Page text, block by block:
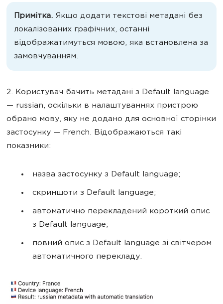
Примітка. Якщо додати текстові метадані без
локалізованих графічних, останні
відображатимуться мовою, яка встановлена за
замовчуванням.
2. Користувач бачить метадані з Default language
— russian, оскільки в налаштуваннях пристрою
обрано мову, яку не додано для основної сторінки
застосунку — French. Відображаються такі
показники:
назва застосунку з Default language;
скриншоти з Default language;
автоматично перекладений короткий опис
з Default language;
повний опис з Default language зі світчером
автоматичного перекладу.